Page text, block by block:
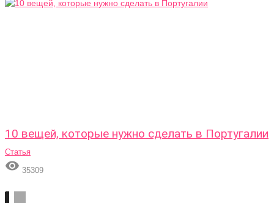
10 вещей, которые нужно сделать в Португалии
Статья
 35309